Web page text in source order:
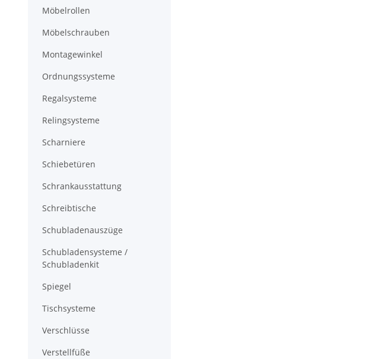
Möbelrollen
Möbelschrauben
Montagewinkel
Ordnungssysteme
Regalsysteme
Relingsysteme
Scharniere
Schiebetüren
Schrankausstattung
Schreibtische
Schubladenauszüge
Schubladensysteme /
Schubladenkit
Spiegel
Tischsysteme
Verschlüsse
Verstellfüße